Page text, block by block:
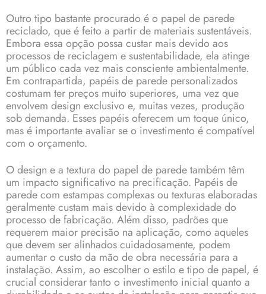
Outro tipo bastante procurado é o papel de parede
reciclado, que é feito a partir de materiais sustentáveis.
Embora essa opção possa custar mais devido aos
processos de reciclagem e sustentabilidade, ela atinge
um público cada vez mais consciente ambientalmente.
Em contrapartida, papéis de parede personalizados
costumam ter preços muito superiores, uma vez que
envolvem design exclusivo e, muitas vezes, produção
sob demanda. Esses papéis oferecem um toque único,
mas é importante avaliar se o investimento é compatível
com o orçamento.
O design e a textura do papel de parede também têm
um impacto significativo na precificação. Papéis de
parede com estampas complexas ou texturas elaboradas
geralmente custam mais devido à complexidade do
processo de fabricação. Além disso, padrões que
requerem maior precisão na aplicação, como aqueles
que devem ser alinhados cuidadosamente, podem
aumentar o custo da mão de obra necessária para a
instalação. Assim, ao escolher o estilo e tipo de papel, é
crucial considerar tanto o investimento inicial quanto a